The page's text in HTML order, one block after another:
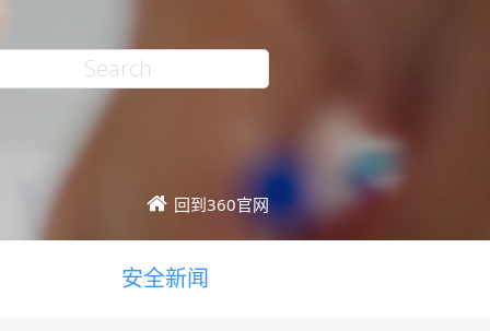
回到360官网
安全新闻